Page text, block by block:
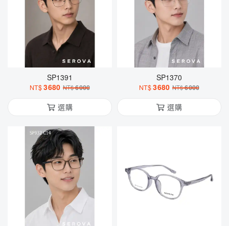
SP1391
NT$3680 NT$6000
選購
SP1370
NT$3680 NT$6000
選購